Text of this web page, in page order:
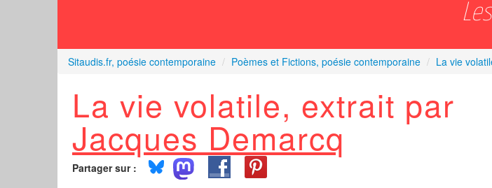
Sitaudis.fr, poésie contemporaine / Poèmes et Fictions, poésie contemporaine / La vie
La vie volatile, extrait par
Jacques Demarcq
Partager sur :